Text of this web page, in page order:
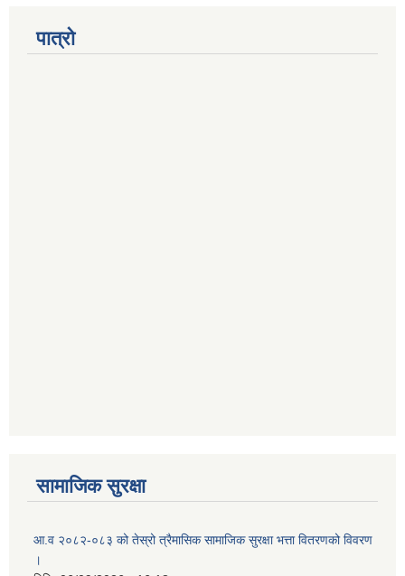
पात्रो
सामाजिक सुरक्षा
आ.व २०८२-०८३ को तेस्रो त्रैमासिक सामाजिक सुरक्षा भत्ता वितरणको विवरण
।